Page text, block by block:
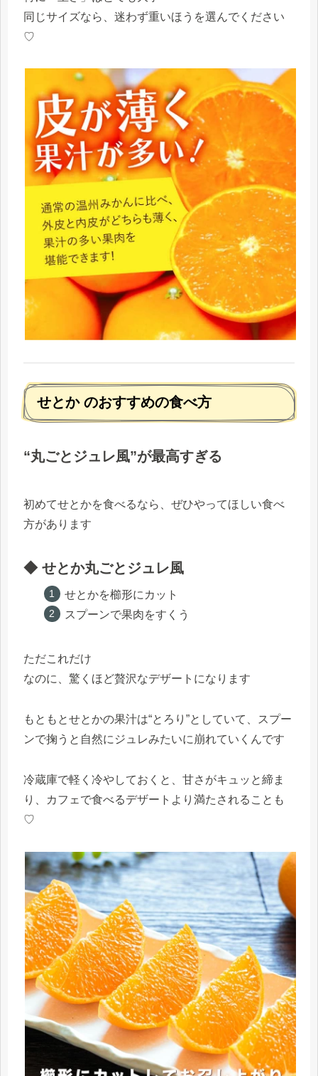
同じサイズなら、迷わず重いほうを選んでください
♡
せとか のおすすめの食べ方
“丸ごとジュレ風”が最高すぎる
初めてせとかを食べるなら、ぜひやってほしい食べ
方があります
◆ せとか丸ごとジュレ風
せとかを櫛形にカット
スプーンで果肉をすくう
ただこれだけ
なのに、驚くほど贅沢なデザートになります
もともとせとかの果汁は“とろり”としていて、スプー
ンで掬うと自然にジュレみたいに崩れていくんです
冷蔵庫で軽く冷やしておくと、甘さがキュッと締ま
り、カフェで食べるデザートより満たされることも
♡